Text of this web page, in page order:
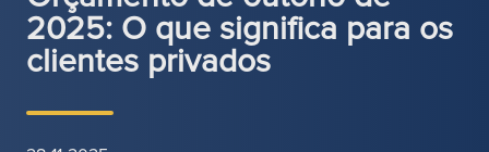
2025: O que significa para os
clientes privados